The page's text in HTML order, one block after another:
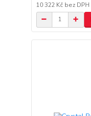
10 322 Kč bez DPH